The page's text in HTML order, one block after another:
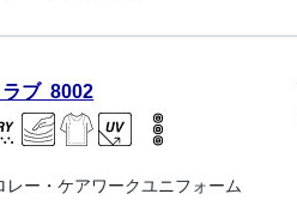
ラブ 8002
ー・ケアワークユニフォーム